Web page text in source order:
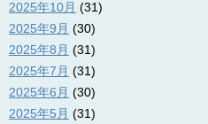
2025年10月 (31)
2025年9月 (30)
2025年8月 (31)
2025年7月 (31)
2025年6月 (30)
2025年5月 (31)